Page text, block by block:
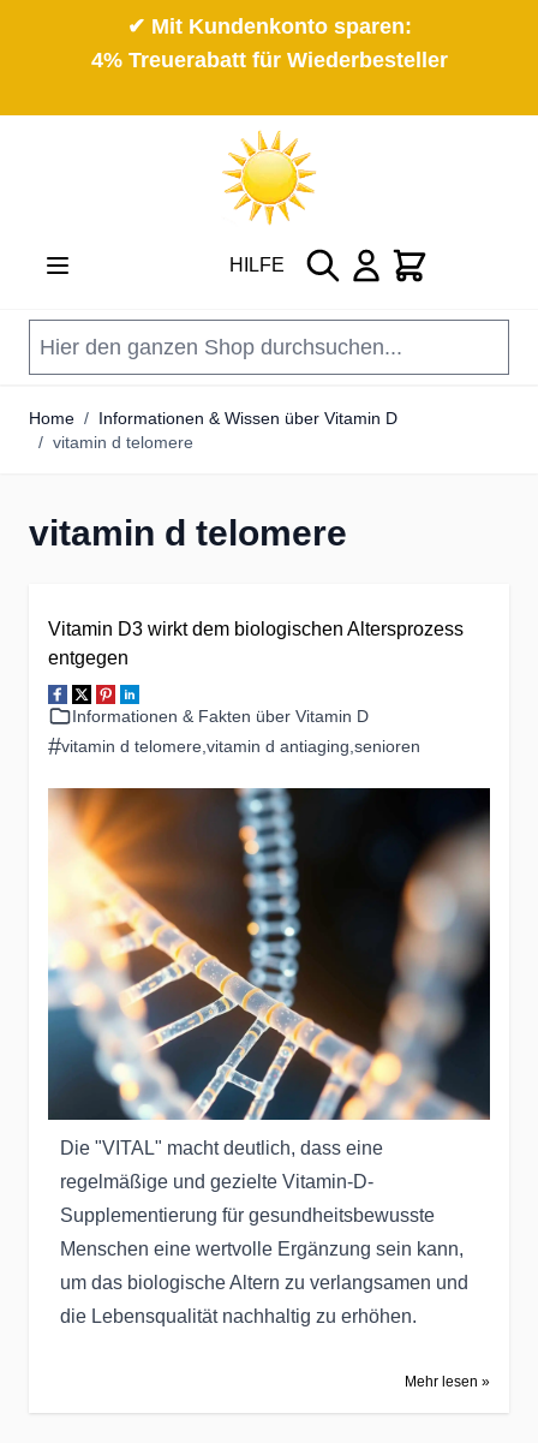
✔ Mit Kundenkonto sparen:
4% Treuerabatt für Wiederbesteller
HILFE Suche Cart
Home / Informationen & Wissen über Vitamin D
/ vitamin d telomere
vitamin d telomere
Vitamin D3 wirkt dem biologischen Altersprozess
entgegen
Informationen & Fakten über Vitamin D
#vitamin d telomere vitamin d antiaging senioren
Die "VITAL" macht deutlich, dass eine
regelmäßige und gezielte Vitamin-D-
Supplementierung für gesundheitsbewusste
Menschen eine wertvolle Ergänzung sein kann,
um das biologische Altern zu verlangsamen und
die Lebensqualität nachhaltig zu erhöhen.
Mehr lesen »